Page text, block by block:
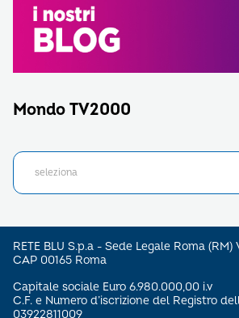
Mondo TV2000
RETE BLU S.p.a - Sede Legale Roma (RM)
CAP 00165 Roma
Capitale sociale Euro 6.980.000,00 i.v
C.F. e Numero d’iscrizione del Registro
03922811009